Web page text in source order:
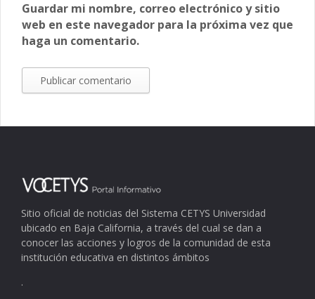
Guardar mi nombre, correo electrónico y sitio
web en este navegador para la próxima vez que
haga un comentario.
Sitio oficial de noticias del Sistema CETYS Universidad
ubicado en Baja California, a través del cual se dan a
conocer las acciones y logros de la comunidad de esta
institución educativa en distintos ámbitos
.